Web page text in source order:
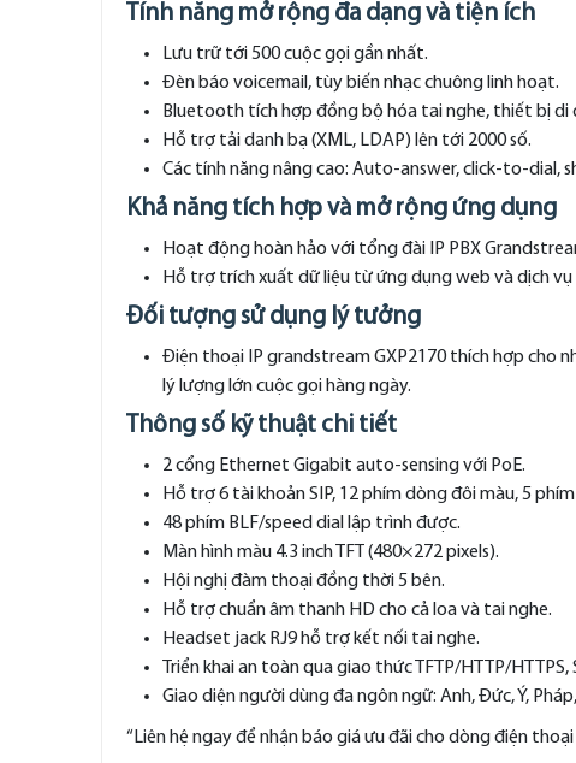
Tính năng mở rộng đa dạng và tiện ích
Lưu trữ tới 500 cuộc gọi gần nhất.
Đèn báo voicemail, tùy biến nhạc chuông linh hoạt.
Bluetooth tích hợp đồng bộ hóa tai nghe, thiết bị di
Hỗ trợ tải danh bạ (XML, LDAP) lên tới 2000 số.
Các tính năng nâng cao: Auto-answer, click-to-dial,
Khả năng tích hợp và mở rộng ứng dụng
Hoạt động hoàn hảo với tổng đài IP PBX
Hỗ trợ trích xuất dữ liệu từ ứng dụng web và dịch
Đối tượng sử dụng lý tưởng
Điện thoại IP grandstream GXP2170 thích hợp cho
lý lượng lớn cuộc gọi hàng ngày.
Thông số kỹ thuật chi tiết
2 cổng Ethernet Gigabit auto-sensing với PoE.
Hỗ trợ 6 tài khoản SIP, 12 phím dòng đôi màu, 5
48 phím BLF/speed dial lập trình được.
Màn hình màu 4.3 inch TFT (480×272 pixels).
Hội nghị đàm thoại đồng thời 5 bên.
Hỗ trợ chuẩn âm thanh HD cho cả loa và tai nghe.
Headset jack RJ9 hỗ trợ kết nối tai nghe.
Triển khai an toàn qua giao thức TFTP/HTTP/HTTPS,
Giao diện người dùng đa ngôn ngữ: Anh, Đức, Ý,
“Liên hệ ngay để nhận báo giá ưu đãi cho dòng điện thoại